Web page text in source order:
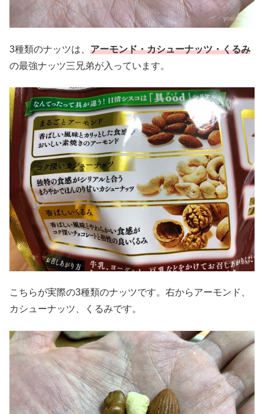
3種類のナッツは、 アーモンド・カシューナッツ・くるみ
の最強ナッツ三兄弟が入っています。
こちらが実際の3種類のナッツです。右からアーモンド、
カシューナッツ、くるみです。